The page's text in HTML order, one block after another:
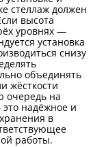
стеллаж должен
высота
уровнях —
установка
снизу
объединять
жёсткости
очередь на
надёжное и
в
работы.